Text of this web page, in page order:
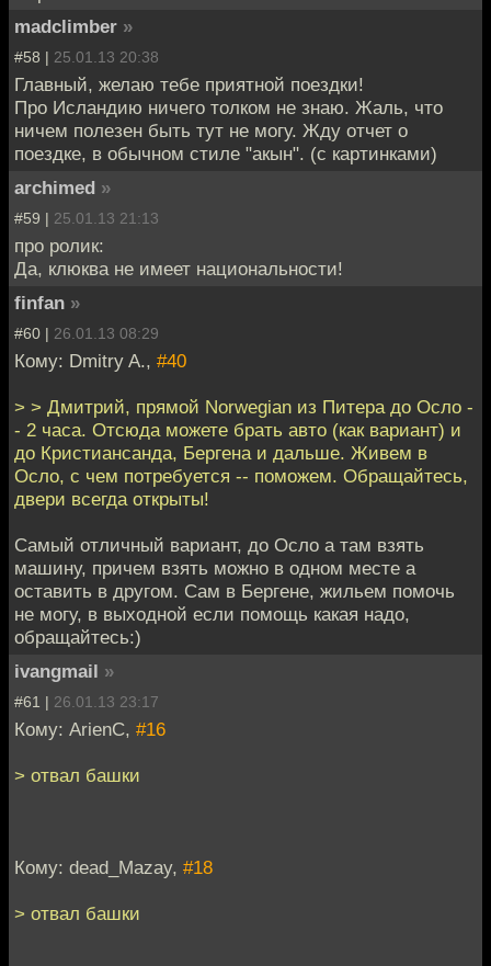
madclimber »
#58 | 25.01.13 20:38
Главный, желаю тебе приятной поездки!
Про Исландию ничего толком не знаю. Жаль, что
ничем полезен быть тут не могу. Жду отчет о
поездке, в обычном стиле "акын". (с картинками)
archimed »
#59 | 25.01.13 21:13
про ролик:
Да, клюква не имеет национальности!
finfan »
#60 | 26.01.13 08:29
Кому: Dmitry A., #40
> > Дмитрий, прямой Norwegian из Питера до Осло -
- 2 часа. Отсюда можете брать авто (как вариант) и
до Кристиансанда, Бергена и дальше. Живем в
Осло, с чем потребуется -- поможем. Обращайтесь,
двери всегда открыты!
Самый отличный вариант, до Осло а там взять
машину, причем взять можно в одном месте а
оставить в другом. Сам в Бергене, жильем помочь
не могу, в выходной если помощь какая надо,
обращайтесь:)
ivangmail »
#61 | 26.01.13 23:17
Кому: ArienC, #16
> отвал башки
Кому: dead_Mazay, #18
> отвал башки